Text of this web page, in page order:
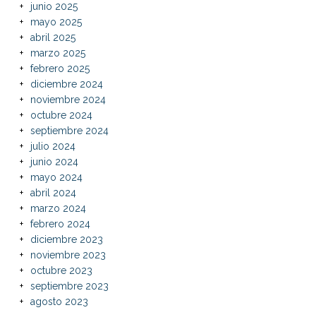
junio 2025
mayo 2025
abril 2025
marzo 2025
febrero 2025
diciembre 2024
noviembre 2024
octubre 2024
septiembre 2024
julio 2024
junio 2024
mayo 2024
abril 2024
marzo 2024
febrero 2024
diciembre 2023
noviembre 2023
octubre 2023
septiembre 2023
agosto 2023